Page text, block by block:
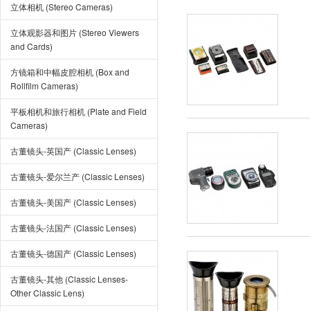
立体相机 (Stereo Cameras)
立体观影器和图片 (Stereo Viewers
and Cards)
方镜箱和中幅皮腔相机 (Box and
Rollfilm Cameras)
平板相机和旅行相机 (Plate and Field
Cameras)
古董镜头-英国产 (Classic Lenses)
古董镜头-爱尔兰产 (Classic Lenses)
古董镜头-美国产 (Classic Lenses)
古董镜头-法国产 (Classic Lenses)
古董镜头-德国产 (Classic Lenses)
古董镜头-其他 (Classic Lenses-
Other Classic Lens)